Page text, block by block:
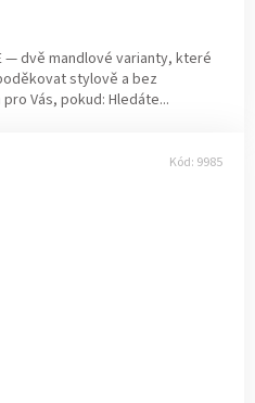
— dvě mandlové varianty, které
stylově a bez
Vás, pokud: Hledáte...
Kód: 9985